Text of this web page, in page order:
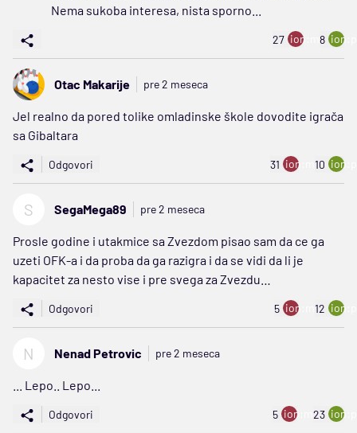
Nema sukoba interesa, nista sporno...
27 ion:minus
8
Otac Makarije pre 2 meseca
Jel realno da pored tolike omladinske škole dovodite igrača
sa Gibaltara
Odgovori 31 ion:minus
10
S SegaMega89 pre 2 meseca
Prosle godine i utakmice sa Zvezdom pisao sam da ce ga
uzeti OFK-a i da proba da ga razigra i da se vidi da li je
kapacitet za nesto vise i pre svega za Zvezdu…
Odgovori 5 ion:minus
12
N Nenad Petrovic pre 2 meseca
... Lepo.. Lepo...
Odgovori 5 ion:minus
23